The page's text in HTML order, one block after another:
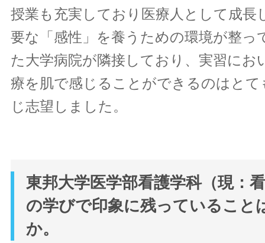
授業も充実しており医療人として成長
要な「感性」を養うための環境が整っ
た大学病院が隣接しており、実習にお
療を肌で感じることができるのはとて
じ志望しました。
東邦大学医学部看護学科（現：
の学びで印象に残っていること
か。